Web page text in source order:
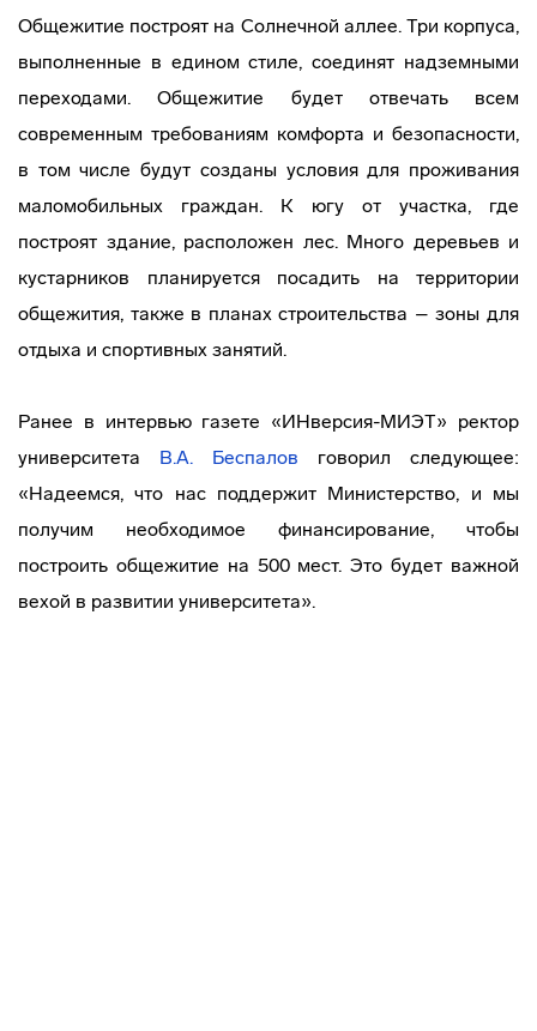
Общежитие построят на Солнечной аллее. Три корпуса,
выполненные в едином стиле, соединят надземными
переходами. Общежитие будет отвечать всем
современным требованиям комфорта и безопасности,
в том числе будут созданы условия для проживания
маломобильных граждан. К югу от участка, где
построят здание, расположен лес. Много деревьев и
кустарников планируется посадить на территории
общежития, также в планах строительства – зоны для
отдыха и спортивных занятий.
Ранее в интервью газете «ИНверсия-МИЭТ» ректор
университета В.А. Беспалов говорил следующее:
«Надеемся, что нас поддержит Министерство, и мы
получим необходимое финансирование, чтобы
построить общежитие на 500 мест. Это будет важной
вехой в развитии университета».